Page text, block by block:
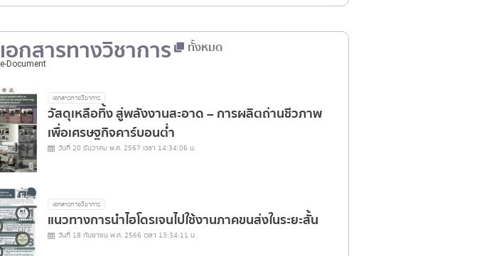
เอกสารทางวิชาการ
e-Document
ทั้งหมด
เอกสารทางวิชาการ
วัสดุเหลือทิ้ง สู่พลังงานสะอาด – การผลิตถ่านชีวภาพ
เพื่อเศรษฐกิจคาร์บอนต่ำ
วันที่ 20 ธันวาคม พ.ศ. 2567 เวลา 14:34:06 น.
เอกสารทางวิชาการ
แนวทางการนำไฮโดรเจนไปใช้งานภาคขนส่งในระยะสั้น
วันที่ 18 กันยายน พ.ศ. 2566 เวลา 13:34:11 น.